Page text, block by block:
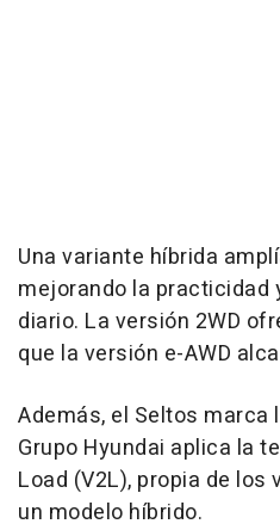
Una variante híbrida
mejorando la practicidad
diario. La versión 2WD
que la versión e-AWD
Además, el Seltos marca
Grupo Hyundai aplica la
Load (V2L), propia de
un modelo híbrido.